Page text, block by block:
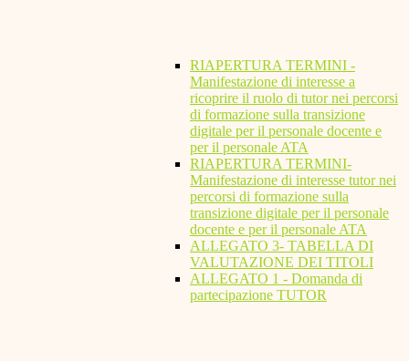
RIAPERTURA TERMINI -
Manifestazione di interesse a
ricoprire il ruolo di tutor nei percorsi
di formazione sulla transizione
digitale per il personale docente e
per il personale ATA
RIAPERTURA TERMINI-
Manifestazione di interesse tutor nei
percorsi di formazione sulla
transizione digitale per il personale
docente e per il personale ATA
ALLEGATO 3- TABELLA DI
VALUTAZIONE DEI TITOLI
ALLEGATO 1 - Domanda di
partecipazione TUTOR